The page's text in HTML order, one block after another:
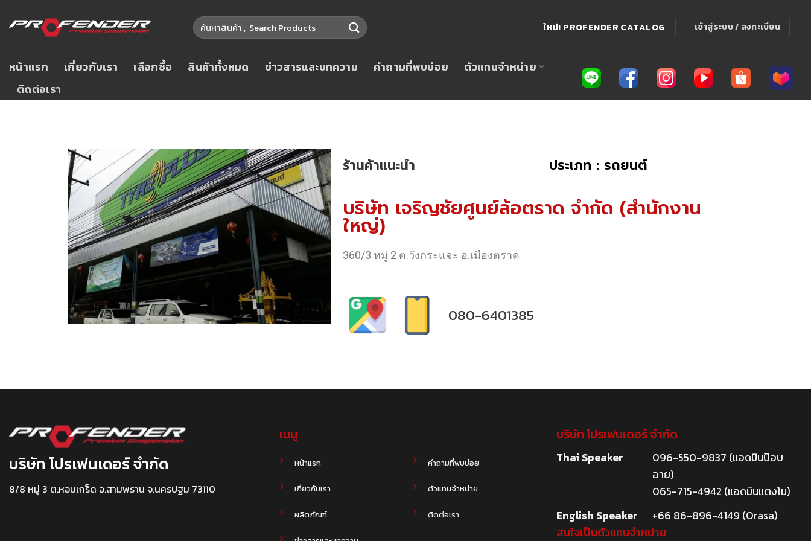
ใหม่! PROFENDER CATALOG เข้าสู่ระบบ / ลงทะเบียน
หน้าแรก เกี่ยวกับเรา เลือกซื้อ สินค้าทั้งหมด ข่าวสารและบทความ คำถามที่พบบ่อย
ตัวแทนจำหน่าย
ติดต่อเรา
ร้านค้าแนะนำ ประเภท : รถยนต์
บริษัท เจริญชัยศูนย์ล้อตราด จำกัด (สำนักงาน
ใหญ่)
360/3 หมู่ 2 ต.วังกระแจะ อ.เมืองตราด
080-6401385
บริษัท โปรเฟนเดอร์ จำกัด
8/8 หมู่ 3 ต.หอมเกร็ด อ.สามพราน จ.นครปฐม 73110
เมนู
หน้าแรก
เกี่ยวกับเรา
ผลิตภัณฑ์
คำถามที่พบบ่อย
ตัวแทนจำหน่าย
ติดต่อเรา
บริษัท โปรเฟนเดอร์ จำกัด
Thai Speaker
096-550-9837 (แอดมินป๊อบ
อาย)
065-715-4942 (แอดมินแตงโม)
English Speaker
+66 86-896-4149 (Orasa)
สนใจเป็นตัวแทนจำหน่าย